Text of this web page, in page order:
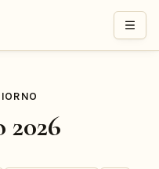
2026